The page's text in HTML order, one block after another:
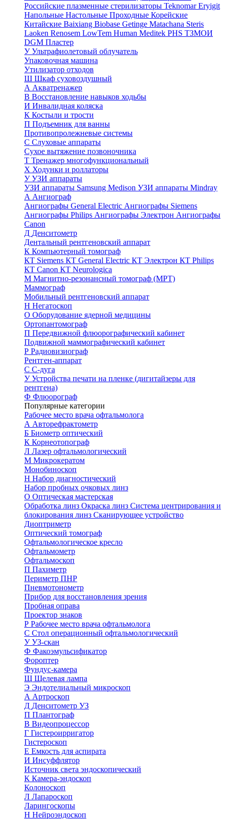
Российские плазменные стерилизаторы TeknomarEryigit
Напольные Настольные Проходные Корейские
Китайские Baixiang Biobase Getinge Matachana Steris
Laoken Renosem LowTem Human Meditek PHS ТЗМОИ
DGM Пластер
УУльтрафиолетовый облучатель
Упаковочная машина
Утилизатор отходов
Ш Шкаф суховоздушный
А Акватренажер
В Восстановление навыков ходьбы
И Инвалидная коляска
К Костыли и трости
П Подъемник для ванны
Противопролежневые системы
С Слуховые аппараты
Сухое вытяжение позвоночника
Т Тренажер многофункциональный
Х Ходунки и роллаторы
УУЗИ аппараты
УЗИ аппараты Samsung Medison УЗИ аппараты Mindray
А Ангиограф
Ангиографы General Electric Ангиографы Siemens
Ангиографы Philips Ангиографы Электрон Ангиографы
Canon
Д Денситометр
Дентальный рентгеновский аппарат
К Компьютерный томограф
КТ Siemens КТ General Electric КТ Электрон КТ Philips
КТ Canon КТ Neurologica
М Магнитно-резонансный томограф (МРТ)
Маммограф
Мобильный рентгеновский аппарат
Н Негатоскоп
О Оборудование ядерной медицины
Ортопантомограф
П Передвижной флюорографический кабинет
Подвижной маммографический кабинет
Р Радиовизиограф
Рентген-аппарат
С С-дуга
УУстройства печати на пленке (дигитайзеры для
рентгена)
Ф Флюорограф
Популярные категории
Рабочее место врача офтальмолога
А Авторефрактометр
Б Биометр оптический
К Корнеотопограф
Л Лазер офтальмологический
М Микрокератом
Монобиноскоп
Н Набор диагностический
Набор пробных очковых линз
О Оптическая мастерская
Обработка линз Окраска линз Система центрирования и
блокирования линз Сканирующее устройство
Диоптриметр
Оптический томограф
Офтальмологическое кресло
Офтальмометр
Офтальмоскоп
П Пахиметр
Периметр ПНР
Пневмотонометр
Прибор для восстановления зрения
Пробная оправа
Проектор знаков
Р Рабочее место врача офтальмолога
С Стол операционный офтальмологический
УУЗ-скан
Ф Факоэмульсификатор
Фороптер
Фундус-камера
Щ Щелевая лампа
Э Эндотелиальный микроскоп
А Артроскоп
Д Денситометр УЗ
П Плантограф
В Видеопроцессор
Г Гистероирригатор
Гистероскоп
Е Емкость для аспирата
И Инсуффлятор
Источник света эндоскопический
К Камера-эндоскоп
Колоноскоп
Л Лапароскоп
Ларингоскопы
Н Нейроэндоскоп